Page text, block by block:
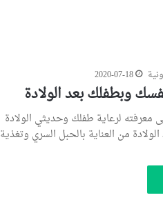
2020-07-18
وبطفلك بعد الولادة
معرفته لرعاية طفلك وحديثي الولادة
من العناية بالحبل السري وتغذية